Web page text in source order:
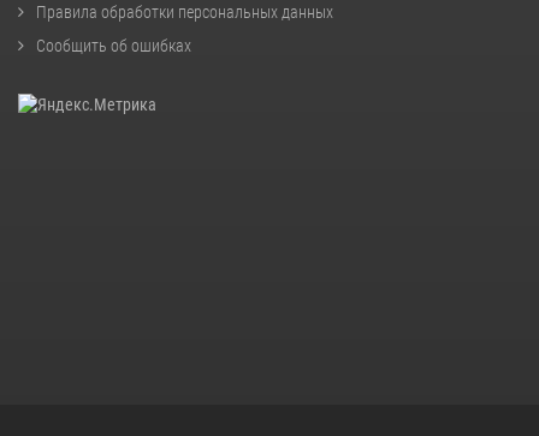
Правила обработки персональных данных
Сообщить об ошибках